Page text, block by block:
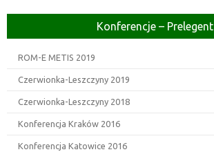
Konferencje – Prelegent
ROM-E METIS 2019
Czerwionka-Leszczyny 2019
Czerwionka-Leszczyny 2018
Konferencja Kraków 2016
Konferencja Katowice 2016